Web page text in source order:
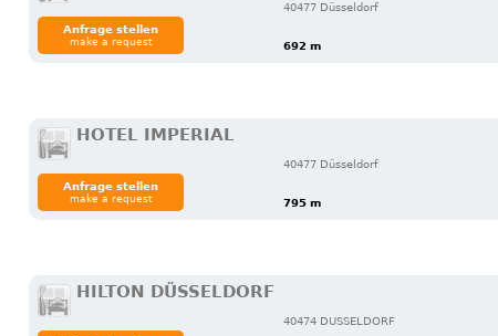
40477 Düsseldorf
692 m
Anfrage stellen
make a request
HOTEL IMPERIAL
40477 Düsseldorf
795 m
Anfrage stellen
make a request
HILTON DÜSSELDORF
40474 DUSSELDORF